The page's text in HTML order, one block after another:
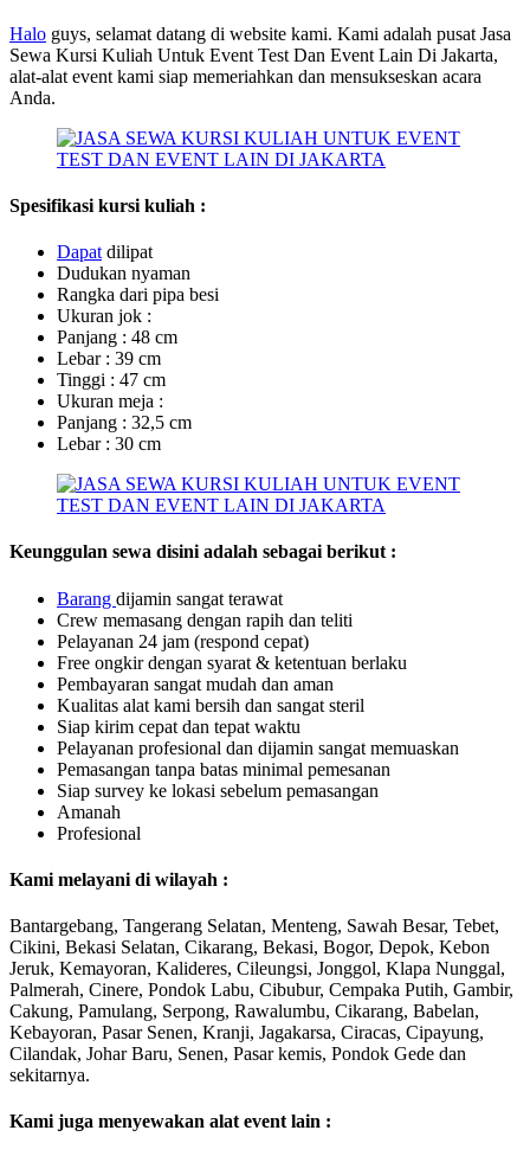
Halo guys, selamat datang di website kami. Kami adalah pusat Jasa
Sewa Kursi Kuliah Untuk Event Test Dan Event Lain Di Jakarta,
alat-alat event kami siap memeriahkan dan mensukseskan acara
Anda.
Spesifikasi kursi kuliah :
Dapat dilipat
Dudukan nyaman
Rangka dari pipa besi
Ukuran jok :
Panjang : 48 cm
Lebar : 39 cm
Tinggi : 47 cm
Ukuran meja :
Panjang : 32,5 cm
Lebar : 30 cm
Keunggulan sewa disini adalah sebagai berikut :
Barang dijamin sangat terawat
Crew memasang dengan rapih dan teliti
Pelayanan 24 jam (respond cepat)
Free ongkir dengan syarat & ketentuan berlaku
Pembayaran sangat mudah dan aman
Kualitas alat kami bersih dan sangat steril
Siap kirim cepat dan tepat waktu
Pelayanan profesional dan dijamin sangat memuaskan
Pemasangan tanpa batas minimal pemesanan
Siap survey ke lokasi sebelum pemasangan
Amanah
Profesional
Kami melayani di wilayah :
Bantargebang, Tangerang Selatan, Menteng, Sawah Besar, Tebet,
Cikini, Bekasi Selatan, Cikarang, Bekasi, Bogor, Depok, Kebon
Jeruk, Kemayoran, Kalideres, Cileungsi, Jonggol, Klapa Nunggal,
Palmerah, Cinere, Pondok Labu, Cibubur, Cempaka Putih, Gambir,
Cakung, Pamulang, Serpong, Rawalumbu, Cikarang, Babelan,
Kebayoran, Pasar Senen, Kranji, Jagakarsa, Ciracas, Cipayung,
Cilandak, Johar Baru, Senen, Pasar kemis, Pondok Gede dan
sekitarnya.
Kami juga menyewakan alat event lain :